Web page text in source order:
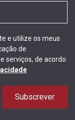
e utilize os meus
de
serviços, de acordo
Subscrever